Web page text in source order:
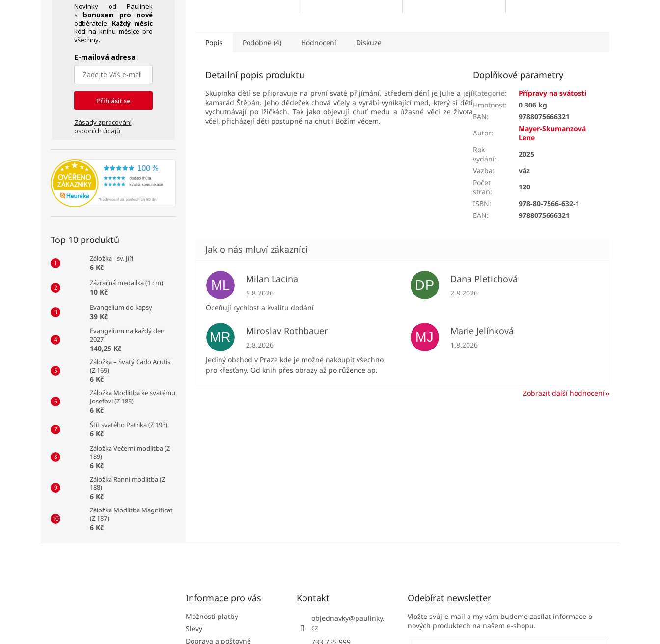
Novinky od Paulínek
s bonusem pro nové
odběratele. Každý měsíc
kód na knihu měsíce pro
všechny.
E-mailová adresa
Přihlásit se
Zásady zpracování
osobních údajů
Top 10 produktů
Záložka - sv. Jiří
6 Kč
Zázračná medailka (1 cm)
10 Kč
Evangelium do kapsy
39 Kč
Evangelium na každý den
2027
140,25 Kč
Záložka – Svatý Carlo Acutis
(Z 169)
6 Kč
Záložka Modlitba ke svatému
Josefovi (Z 185)
6 Kč
Štít svatého Patrika (Z 193)
6 Kč
Záložka Večerní modlitba (Z
189)
6 Kč
Záložka Ranní modlitba (Z
188)
6 Kč
Záložka Modlitba Magnificat
(Z 187)
6 Kč
Popis Podobné (4) Hodnocení Diskuze
Detailní popis produktu
Skupinka dětí se připravuje na první svaté přijímání. Středem dění je Julie a její
kamarád Štěpán. Jeho dědeček chová včely a vyrábí vynikající med, který si děti
vychutnávají po lžičkách. Tak jako objevují chuť medu a úžasné věci ze života
včel, přicházejí děti postupně na chuť i Božím věcem.
Doplňkové parametry
Kategorie:
Přípravy na svátosti
Hmotnost:
0.306 kg
EAN:
9788075666321
Autor:
Mayer-Skumanzová
Lene
Rok
vydání:
2025
Vazba:
váz
Počet
stran:
120
ISBN:
978-80-7566-632-1
EAN: 9788075666321
ML Milan Lacina
Hodnocení obchodu je 5 z 5 hvězdiček.
5.8.2026
Oceňuji rychlost a kvalitu dodání
DP Dana Pletichová
Hodnocení obchodu je 5 z 5 hvězdiček.
2.8.2026
MR Miroslav Rothbauer
Hodnocení obchodu je 5 z 5 hvězdiček.
2.8.2026
Jediný obchod v Praze kde je možné nakoupit všechno
pro křesťany. Od knih přes obrazy až po růžence ap.
MJ Marie Jelínková
Hodnocení obchodu je 5 z 5 hvězdiček.
1.8.2026
Zobrazit další hodnocení
Informace pro vás
Možnosti platby
Slevy
Doprava a poštovné
Kontakt
objednavky@paulinky.
cz
733 755 999
Odebírat newsletter
Vložte svůj e-mail a my vám budeme zasílat informace o
nových produktech na našem e-shopu.